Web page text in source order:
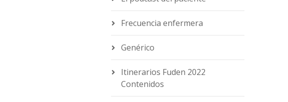
Frecuencia enfermera
Genérico
Itinerarios Fuden 2022
Contenidos